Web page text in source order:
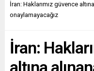
İran: Haklarımız güvence
onaylamayacağız
İran:
altına